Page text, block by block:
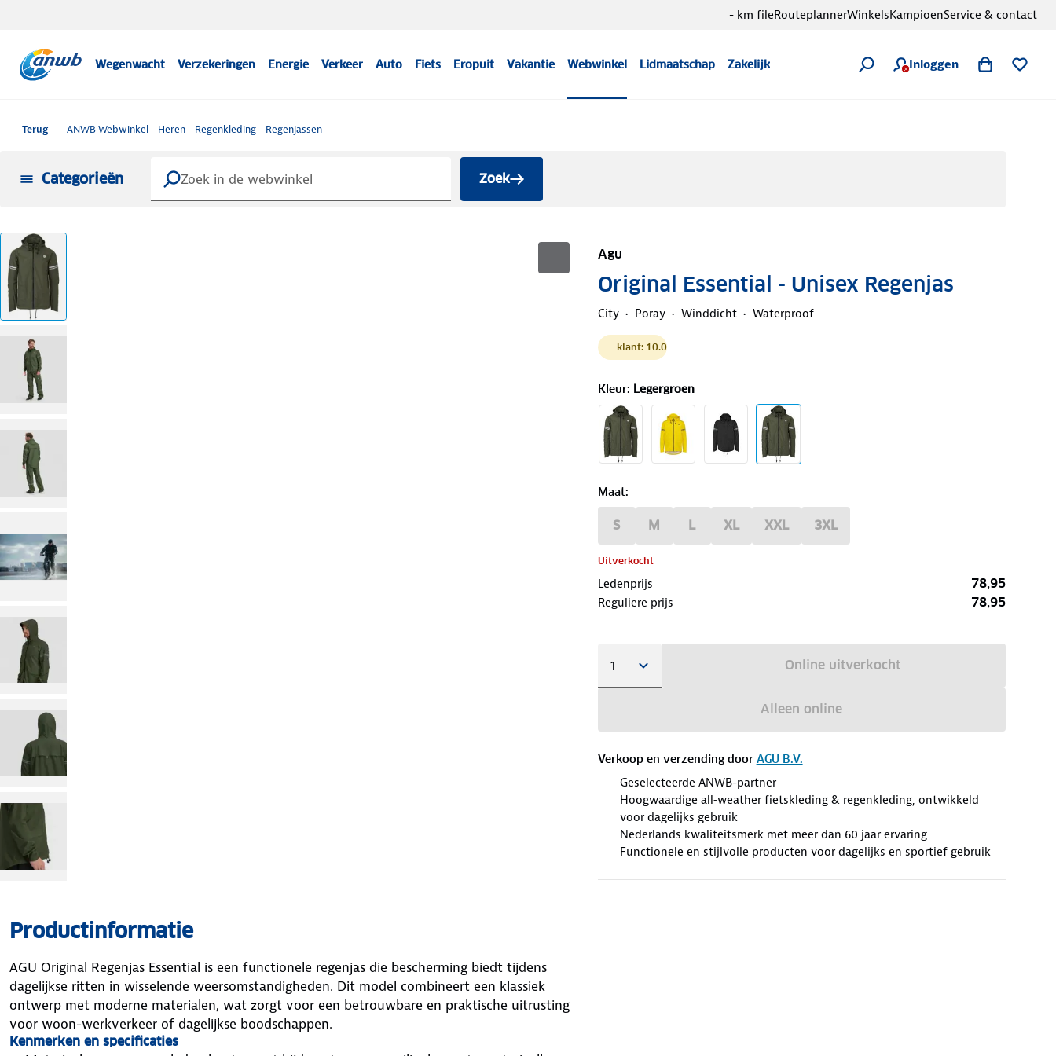
Wegenwacht Verzekeringen Energie Verkeer Auto Fiets Eropuit Vakantie Webwinkel Lidmaatschap Zakelijk Inloggen
- km fileRouteplannerWinkelsKampioenService & contact
Terug ANWB Webwinkel Heren Regenkleding Regenjassen
Categorieën Zoek
Agu
Original Essential - Unisex Regenjas
City Poray Winddicht Waterproof
klant: 10.0
Kleur: Legergroen
Maat:
S M L XL XXL 3XL
Uitverkocht
Ledenprijs 78,95
Reguliere prijs 78,95
Online uitverkocht
Alleen online
Verkoop en verzending door AGU B.V.
Geselecteerde ANWB-partner
Hoogwaardige all‑weather fietskleding & regenkleding, ontwikkeld
voor dagelijks gebruik
Nederlands kwaliteitsmerk met meer dan 60 jaar ervaring
Functionele en stijlvolle producten voor dagelijks en sportief gebruik
Productinformatie
AGU Original Regenjas Essential is een functionele regenjas die bescherming biedt tijdens
dagelijkse ritten in wisselende weersomstandigheden. Dit model combineert een klassiek
ontwerp met moderne materialen, wat zorgt voor een betrouwbare en praktische uitrusting
voor woon-werkverkeer of dagelijkse boodschappen.
Kenmerken en specificaties